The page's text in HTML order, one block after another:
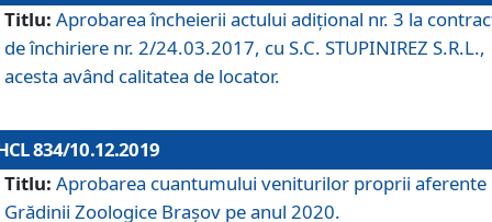
Titlu: Aprobarea încheierii actului adițional nr. 3 la
de închiriere nr. 2/24.03.2017, cu S.C. STUPINIREZ S.R.L.,
acesta având calitatea de locator.
834/10.12.2019
Titlu: Aprobarea cuantumului veniturilor proprii aferente
Grădinii Zoologice Braşov pe anul 2020.